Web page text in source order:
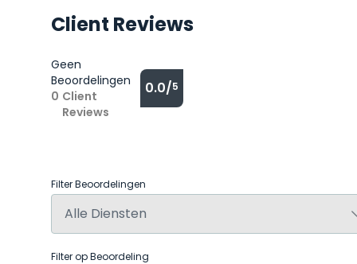
Client Reviews
Geen
Beoordelingen
0 Client
Reviews
0.0/5
Filter Beoordelingen
Filter op Beoordeling